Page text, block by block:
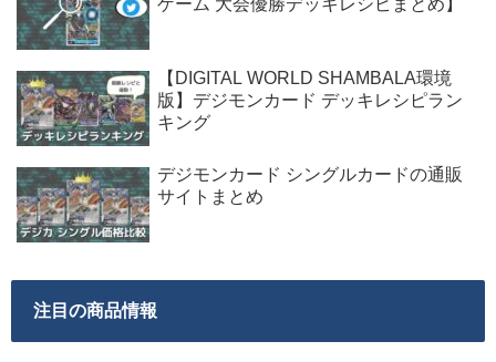
【DIGITAL WORLD SHAMBALA環境
版】デジモンカード デッキレシピラン
キング
デジモンカード シングルカードの通販
サイトまとめ
注目の商品情報